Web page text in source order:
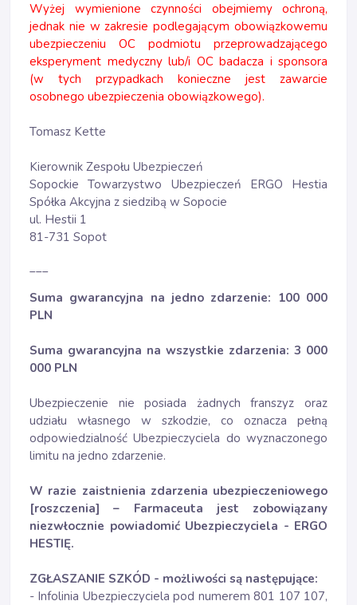
Wyżej wymienione czynności obejmiemy ochroną,
jednak nie w zakresie podlegającym obowiązkowemu
ubezpieczeniu OC podmiotu przeprowadzającego
eksperyment medyczny lub/i OC badacza i sponsora
(w tych przypadkach konieczne jest zawarcie
osobnego ubezpieczenia obowiązkowego).
Tomasz Kette
Kierownik Zespołu Ubezpieczeń
Sopockie Towarzystwo Ubezpieczeń ERGO Hestia
Spółka Akcyjna z siedzibą w Sopocie
ul. Hestii 1
81-731 Sopot
___
Suma gwarancyjna na jedno zdarzenie: 100 000
PLN
Suma gwarancyjna na wszystkie zdarzenia: 3 000
000 PLN
Ubezpieczenie nie posiada żadnych franszyz oraz
udziału własnego w szkodzie, co oznacza pełną
odpowiedzialność Ubezpieczyciela do wyznaczonego
limitu na jedno zdarzenie.
W razie zaistnienia zdarzenia ubezpieczeniowego
[roszczenia] – Farmaceuta jest zobowiązany
niezwłocznie powiadomić Ubezpieczyciela - ERGO
HESTIĘ.
ZGŁASZANIE SZKÓD - możliwości są następujące:
- Infolinia Ubezpieczyciela pod numerem 801 107 107,